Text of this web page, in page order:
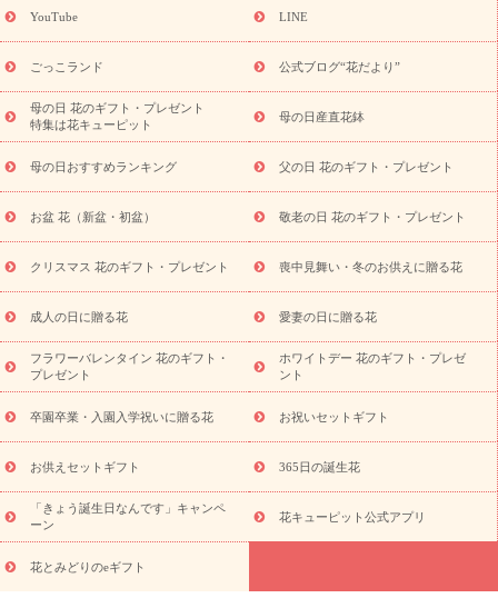
ギフト
「きょう誕生日なんです」キャンペーン
用途から探す お祝いの花特集 当日配達特急便
お祝い商品
一覧
お祝い 新築・引っ越し祝い
結婚記念日
結婚祝い 出産祝い 退院祝い・快気祝い
還暦
祝い・長寿祝い
プチギフト ペットのお祝いフラワー
元・暑中見舞い
敬老の日
お供え
お供え・お悔やみ商品一覧 お供え・お悔やみの花
十九日法要以降に贈る花
通夜・葬儀に贈る花
お供え お花とセッ
お盆（新盆・初盆）
お祝い返し お見舞い
お取り
プリザーブドフラワー
スタイルから探す
アレンジメント
蘭・花鉢
ミディ胡蝶蘭・お祝い ミディ胡蝶蘭・お供え
の青色胡蝶蘭
観葉植物 観葉植物 産直多肉植物
プリザーブ
ドフラワー
お祝い お供え・お悔やみ 花とセットギフト
ミオーダー
プチギフト（hanamore -ハナモア-）
花とみどりの
eギフト
花キューピットのeGfit カラー ピンク
レンジ
レッド お花の種類 バラ ユリ トルコキキョウ
予
算から探す
お祝い お祝い・3000円～ お祝い・
お祝い・5000円～ お祝い・7000円～ お祝い・10000円～
お供え・お悔やみ
お供え・お悔やみ・3000円～
お供え・お
悔やみ・5000円～ お供え・お悔やみ・7000円～
お供え・お悔
やみ・10000円～
365日の誕生花カレンダー
開店・開業祝
YouTube LINE
ごっこランド 公式ブログ“花だより”
母の日 花のギフト・プレゼント
特集は花キューピット
母の日産直花鉢
母の日おすすめランキング 父の日 花のギフト・プレゼント
お盆 花（新盆・初盆） 敬老の日 花のギフト・プレゼント
クリスマス 花のギフト・プレゼント 喪中見舞い・冬のお供えに贈る花
成人の日に贈る花 愛妻の日に贈る花
フラワーバレンタイン 花のギフト・
プレゼント
ホワイトデー 花のギフト・プレゼ
ント
卒園卒業・入園入学祝いに贈る花 お祝いセットギフト
お供えセットギフト 365日の誕生花
「きょう誕生日なんです」キャンペ
ーン
花キューピット公式アプリ
花とみどりのeギフト